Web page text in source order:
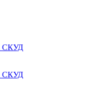
СКУД
СКУД